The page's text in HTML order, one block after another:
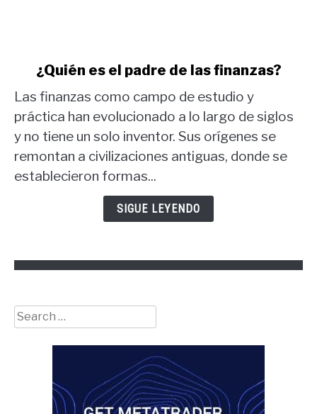
¿Quién
es
el
las
¿Quién es el padre de las finanzas?
Las finanzas como campo de estudio y
práctica han evolucionado a lo largo de siglos
y no tiene un solo inventor. Sus orígenes se
remontan a civilizaciones antiguas, donde se
establecieron formas...
SIGUE LEYENDO
Search
for: